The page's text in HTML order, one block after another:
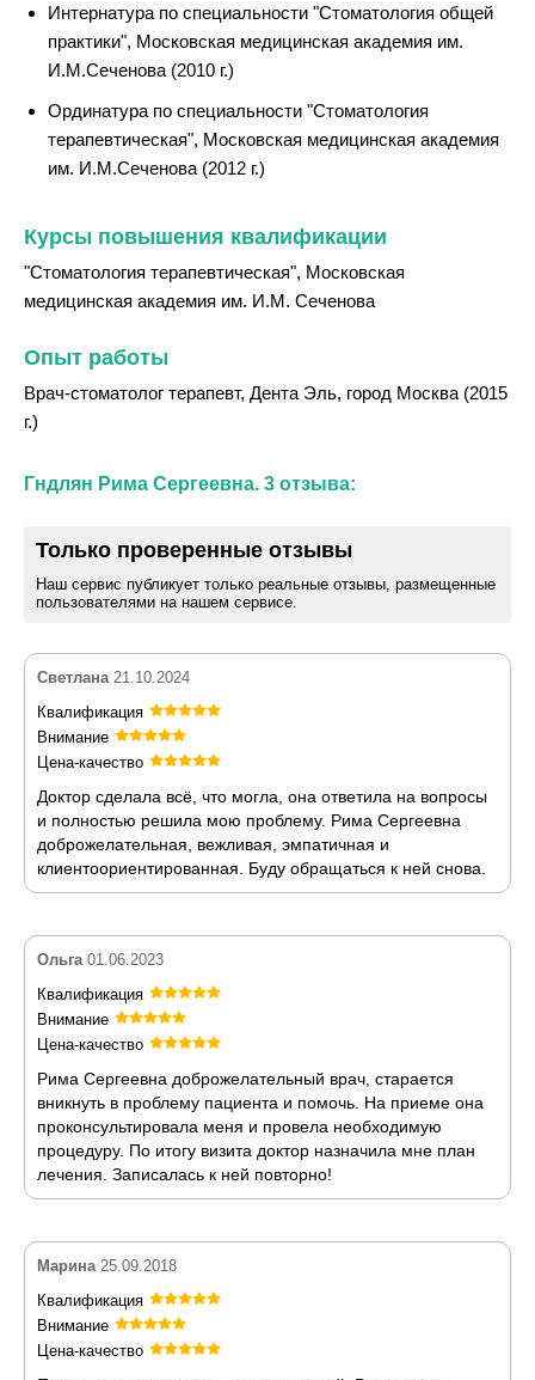
Интернатура по специальности "Стоматология общей
практики", Московская медицинская академия им.
И.М.Сеченова (2010 г.)
Ординатура по специальности "Стоматология
терапевтическая", Московская медицинская академия
им. И.М.Сеченова (2012 г.)
Курсы повышения квалификации
"Стоматология терапевтическая", Московская
медицинская академия им. И.М. Сеченова
Опыт работы
Врач-стоматолог терапевт, Дента Эль, город Москва (2015
г.)
Гндлян Рима Сергеевна. 3 отзыва:
Только проверенные отзывы
Наш сервис публикует только реальные отзывы, размещенные
пользователями на нашем сервисе.
Светлана 21.10.2024
Квалификация
Внимание
Цена-качество
Доктор сделала всё, что могла, она ответила на вопросы
и полностью решила мою проблему. Рима Сергеевна
доброжелательная, вежливая, эмпатичная и
клиентоориентированная. Буду обращаться к ней снова.
Ольга 01.06.2023
Квалификация
Внимание
Цена-качество
Рима Сергеевна доброжелательный врач, старается
вникнуть в проблему пациента и помочь. На приеме она
проконсультировала меня и провела необходимую
процедуру. По итогу визита доктор назначила мне план
лечения. Записалась к ней повторно!
Марина 25.09.2018
Квалификация
Внимание
Цена-качество